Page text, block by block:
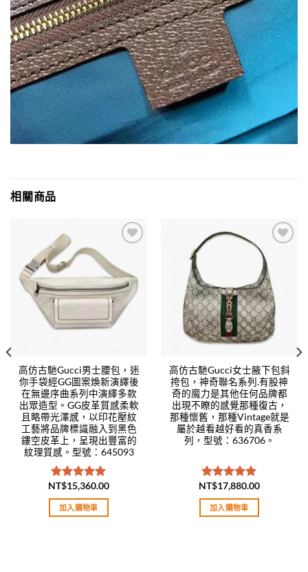
相關商品
wishlist
高仿古馳Gucci男士腰包，迷
你手袋經GG圖案煥新演繹後
在無邊序曲系列中演繹多款
出眾造型。GG皮革質感柔軟
且略帶光澤感，以印花壓紋
工藝將品牌標識融入到黑色
鏤空皮革上，呈現出豐富的
紋理質感。型號：645093
評分5.00
滿分 5
NT$15,360.00
加入購物車
wishlist
高仿古馳Gucci女士腋下包斜
挎包，神奇聯名系列.有股神
奇的魔力是其他任何品牌都
出現不瞭的感覺那種復古，
那種懷舊，那種Vintage就是
屬於越看越好看的真香系
列，型號：636706。
評分5.00
滿分 5
NT$17,880.00
加入購物車